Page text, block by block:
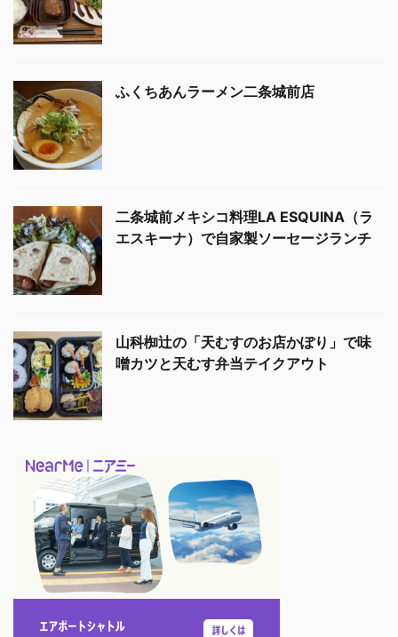
ふくちあんラーメン二条城前店
二条城前メキシコ料理LA ESQUINA（ラ
エスキーナ）で自家製ソーセージランチ
山科椥辻の「天むすのお店かぽり」で味
噌カツと天むす弁当テイクアウト